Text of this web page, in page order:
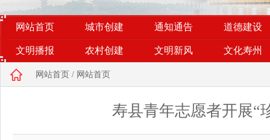
网站首页 城市创建 通知通告 道德建设
文明播报 农村创建 文明新风 文化寿州
网站首页 / 网站首页
寿县青年志愿者开展“